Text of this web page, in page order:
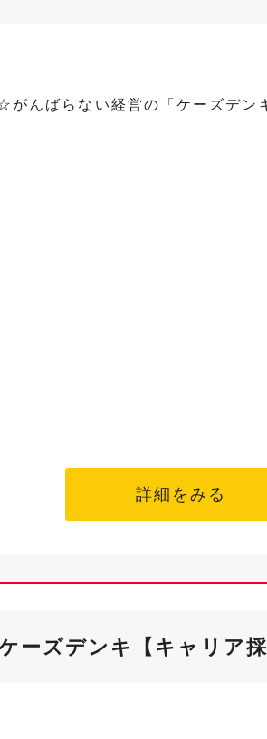
んばらない経営の「ケーズデン
詳細をみる
ーズデンキ【キャリア採